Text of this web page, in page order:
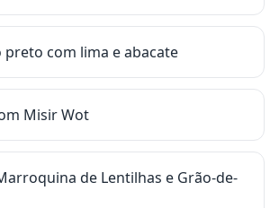
preto com lima e abacate
Misir Wot
de Lentilhas e Grão-de-